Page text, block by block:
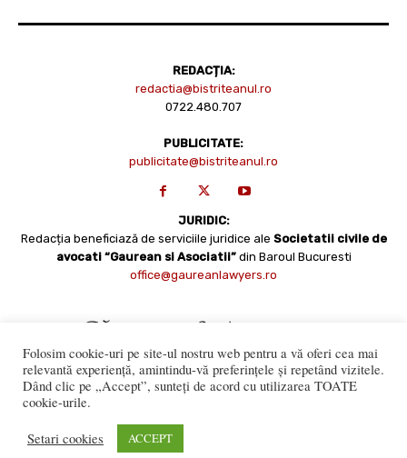
REDACȚIA:
redactia@bistriteanul.ro
0722.480.707
PUBLICITATE:
publicitate@bistriteanul.ro
JURIDIC:
Redacția beneficiază de serviciile juridice ale Societatii civile de
avocati “Gaurean si Asociatii” din Baroul Bucuresti
office@gaureanlawyers.ro
numai cu acordul expres al Bistriteanul.Ro. © Copyright 2008 -
2021 Bistrițeanul.ro
Folosim cookie-uri pe site-ul nostru web pentru a vă oferi cea mai
relevantă experiență, amintindu-vă preferințele și repetând vizitele.
Dând clic pe „Accept”, sunteți de acord cu utilizarea TOATE
cookie-urile.
Setari cookies ACCEPT